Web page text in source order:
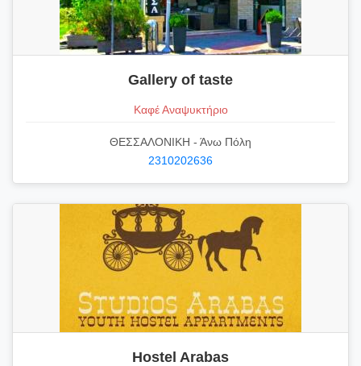
Gallery of taste
Καφέ Αναψυκτήριο
ΘΕΣΣΑΛΟΝΙΚΗ - Άνω Πόλη
2310202636
Hostel Arabas